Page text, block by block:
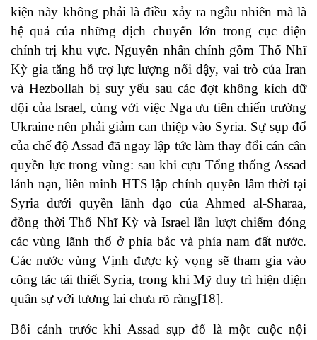
kiện này không phải là điều xảy ra ngẫu nhiên mà là
hệ quả của những dịch chuyển lớn trong cục diện
chính trị khu vực. Nguyên nhân chính gồm Thổ Nhĩ
Kỳ gia tăng hỗ trợ lực lượng nổi dậy, vai trò của Iran
và Hezbollah bị suy yếu sau các đợt không kích dữ
dội của Israel, cùng với việc Nga ưu tiên chiến trường
Ukraine nên phải giảm can thiệp vào Syria. Sự sụp đổ
của chế độ Assad đã ngay lập tức làm thay đổi cán cân
quyền lực trong vùng: sau khi cựu Tổng thống Assad
lánh nạn, liên minh HTS lập chính quyền lâm thời tại
Syria dưới quyền lãnh đạo của Ahmed al-Sharaa,
đồng thời Thổ Nhĩ Kỳ và Israel lần lượt chiếm đóng
các vùng lãnh thổ ở phía bắc và phía nam đất nước.
Các nước vùng Vịnh được kỳ vọng sẽ tham gia vào
công tác tái thiết Syria, trong khi Mỹ duy trì hiện diện
quân sự với tương lai chưa rõ ràng[18].
Bối cảnh trước khi Assad sụp đổ là một cuộc nội